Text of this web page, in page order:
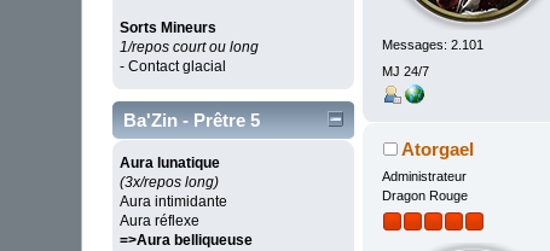
Sorts Mineurs
1/repos court ou long
- Contact glacial
Ba'Zin - Prêtre 5
Aura lunatique
(3x/repos long)
Aura intimidante
Aura réflexe
=>Aura belliqueuse
Messages: 2.101
MJ 24/7
Atorgael
Administrateur
Dragon Rouge